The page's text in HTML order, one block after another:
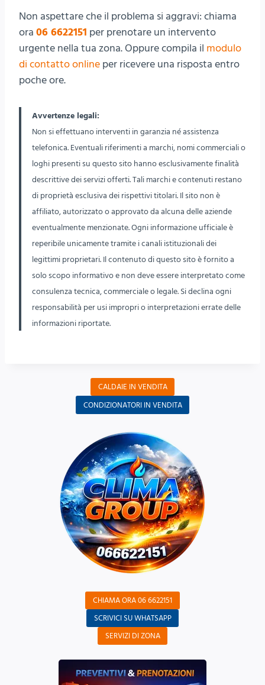
Non aspettare che il problema si aggravi: chiama
ora 06 6622151 per prenotare un intervento
urgente nella tua zona. Oppure compila il modulo
di contatto online per ricevere una risposta entro
poche ore.
Avvertenze legali:
Non si effettuano interventi in garanzia né assistenza
telefonica. Eventuali riferimenti a marchi, nomi commerciali o
loghi presenti su questo sito hanno esclusivamente finalità
descrittive dei servizi offerti. Tali marchi e contenuti restano
di proprietà esclusiva dei rispettivi titolari. Il sito non è
affiliato, autorizzato o approvato da alcuna delle aziende
eventualmente menzionate. Ogni informazione ufficiale è
reperibile unicamente tramite i canali istituzionali dei
legittimi proprietari. Il contenuto di questo sito è fornito a
solo scopo informativo e non deve essere interpretato come
consulenza tecnica, commerciale o legale. Si declina ogni
responsabilità per usi impropri o interpretazioni errate delle
informazioni riportate.
CALDAIE IN VENDITA
CONDIZIONATORI IN VENDITA
CHIAMA ORA 06 6622151
SCRIVICI SU WHATSAPP
SERVIZI DI ZONA